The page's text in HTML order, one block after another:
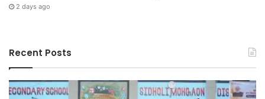
2 days ago
Recent Posts